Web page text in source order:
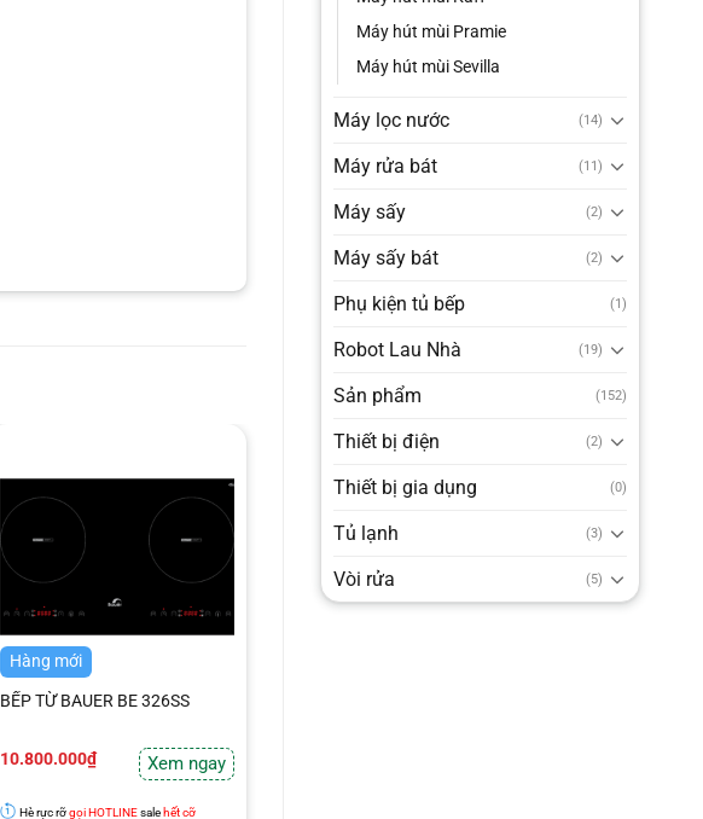
Máy hút mùi Pramie
Máy hút mùi Sevilla
Máy lọc nước (14)
Máy rửa bát (11)
Máy sấy (2)
Máy sấy bát (2)
Phụ kiện tủ bếp (1)
Robot Lau Nhà (19)
Sản phẩm (152)
Thiết bị điện (2)
Thiết bị gia dụng (0)
Tủ lạnh (3)
Vòi rửa (5)
Hàng mới
BẾP TỪ BAUER BE 326SS
10.800.000₫ Xem ngay
Hè rực rỡgọi HOTLINEsale hết cỡ